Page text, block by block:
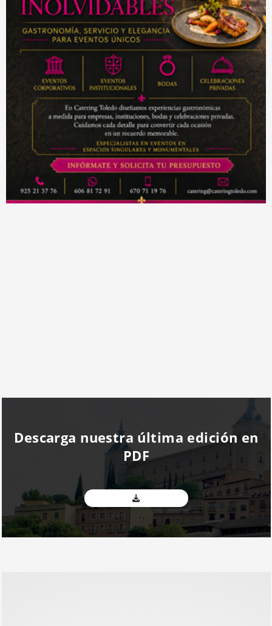
Descarga nuestra última edición en
PDF